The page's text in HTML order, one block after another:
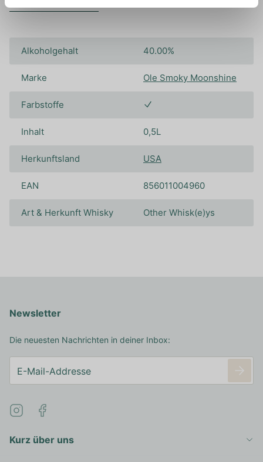
Alkoholgehalt 40.00%
Marke Ole Smoky Moonshine
Farbstoffe
Inhalt 0,5L
Herkunftsland USA
EAN 856011004960
Art & Herkunft Whisky Other Whisk(e)ys
Kurz über uns
Newsletter
Die neuesten Nachrichten in deiner Inbox: